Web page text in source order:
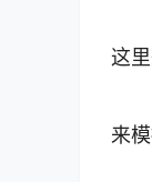
这
来